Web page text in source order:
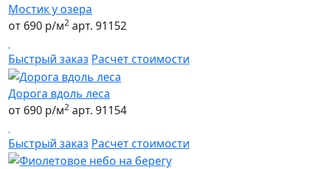
Мостик у озера
от 690 р/м2 арт. 91152
Быстрый заказ Расчет стоимости
Дорога вдоль леса
от 690 р/м2 арт. 91154
Быстрый заказ Расчет стоимости